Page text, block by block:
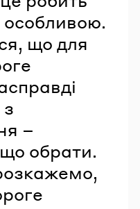
що для
–
обрати.